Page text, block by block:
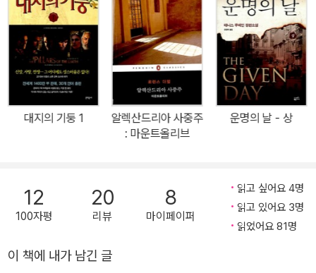
서도, 한편으로는 오스터의 소설에서 자주 보기 힘든 주제 의식을 담
아 낸 소설이다. 이번 소설은 특히 미국과 거의 동시에 출간되었다. 애
초 2008년 9월 초 출간 예정이었으나, 미국 측의 사정으로 미국판은
조금 당겨진 8월 말에, 한국판은 예정대로 9월 5일에 출간되었다. 폴
오스터의 팬들은 미국 작가의 책을 기다릴 필요 없이 한국어로 실시
간으로 읽는 즐거움을 느낄 수 있을 것이다. 이 소설은 주인공 브릴과
그가 만들어 내는 이야기 속 주인공 브릭의 이야기가 교차되며 진행
신의 고통을 한꺼번에 겪고 있다. 이러한 고통으로 인한 불면의 밤을
이겨내는 방편으로 그는 이야기를 만들어 내는데, 그 이야기 속 주인
공이 바로 브릭이다. 마술사로 생계를 이어 가며 평범하게 살던 브릭
이라크도 아프가니스탄도 아닌 바로 미국이다. 아직 9.11이 일어나지
대지의 기둥 1
알렉산드리아 사중주
: 마운트올리브
운명의 날 - 상
12
100자평
20
리뷰
8
마이페이퍼
읽고 싶어요 4명
읽고 있어요 3명
읽었어요 81명
이 책에 내가 남긴 글